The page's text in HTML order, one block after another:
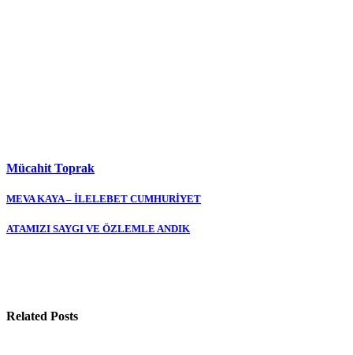
Mücahit Toprak
Yazı
gezinmesi
MEVA KAYA – İLELEBET CUMHURİYET
ATAMIZI SAYGI VE ÖZLEMLE ANDIK
Related Posts